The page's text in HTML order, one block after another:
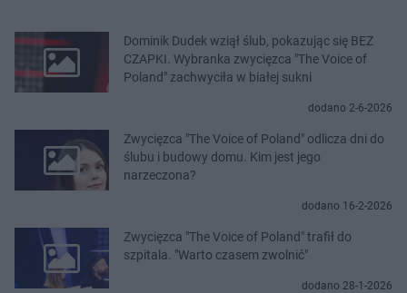
Dominik Dudek wziął ślub, pokazując się BEZ
CZAPKI. Wybranka zwycięzca "The Voice of
Poland" zachwyciła w białej sukni
dodano 2-6-2026
Zwycięzca "The Voice of Poland" odlicza dni do
ślubu i budowy domu. Kim jest jego
narzeczona?
dodano 16-2-2026
Zwycięzca "The Voice of Poland" trafił do
szpitala. "Warto czasem zwolnić"
dodano 28-1-2026